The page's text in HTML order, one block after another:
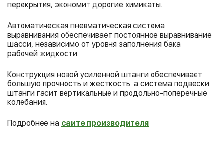
перекрытия, экономит дорогие химикаты.
Автоматическая пневматическая система
выравнивания обеспечивает постоянное выравнивание
шасси, независимо от уровня заполнения бака
рабочей жидкости.
Конструкция новой усиленной штанги обеспечивает
большую прочность и жесткость, а система подвески
штанги гасит вертикальные и продольно-поперечные
колебания.
Подробнее на сайте производителя